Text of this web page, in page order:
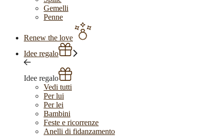
Gemelli
Penne
Renew the love
Idee regalo
Idee regalo
Vedi tutti
Per lui
Per lei
Bambini
Feste e ricorrenze
Anelli di fidanzamento